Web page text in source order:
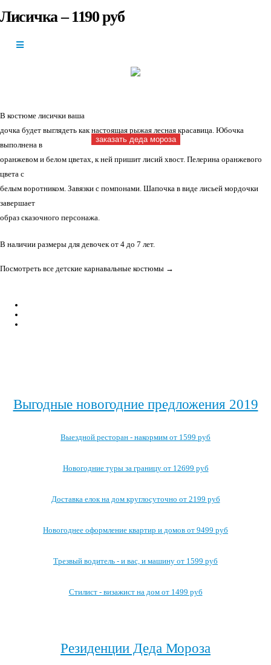
заказать деда мороза
Лисичка – 1190 руб
В костюме лисички ваша
дочка будет выглядеть как настоящая рыжая лесная красавица. Юбочка
выполнена в
оранжевом и белом цветах, к ней пришит лисий хвост. Пелерина оранжевого
цвета с
белым воротником. Завязки с помпонами. Шапочка в виде лисьей мордочки
завершает
образ сказочного персонажа.
В наличии размеры для девочек от 4 до 7 лет.
Посмотреть все детские карнавальные костюмы →
Выгодные новогодние предложения 2019
Выездной ресторан - накормим от 1599 руб
Новогодние туры за границу от 12699 руб
Доставка елок на дом круглосуточно от 2199 руб
Новогоднее оформление квартир и домов от 9499 руб
Трезвый водитель - и вас, и машину от 1599 руб
Стилист - визажист на дом от 1499 руб
Резиденции Деда Мороза